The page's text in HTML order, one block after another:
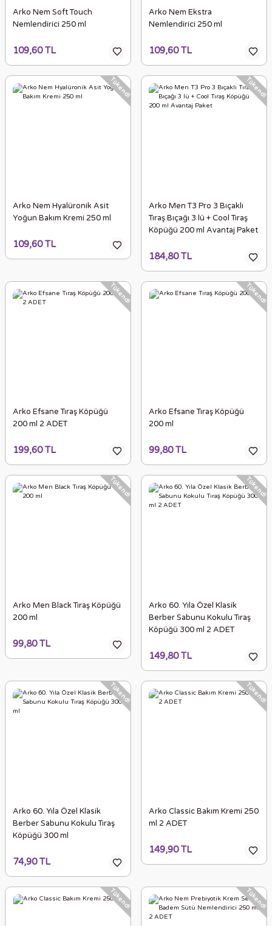
Arko Nem Soft Touch
Nemlendirici 250 ml
109,60 TL
Arko Nem Ekstra
Nemlendirici 250 ml
109,60 TL
Tükendi
Arko Nem Hyalüronik Asit
Yoğun Bakım Kremi 250 ml
109,60 TL
Tükendi
Arko Men T3 Pro 3 Bıçaklı
Tıraş Bıçağı 3 lü + Cool Tıraş
Köpüğü 200 ml Avantaj Paket
184,80 TL
Tükendi
Arko Efsane Tıraş Köpüğü
200 ml 2 ADET
199,60 TL
Tükendi
Arko Efsane Tıraş Köpüğü
200 ml
99,80 TL
Tükendi
Arko Men Black Tıraş Köpüğü
200 ml
99,80 TL
Tükendi
Arko 60. Yıla Özel Klasik
Berber Sabunu Kokulu Tıraş
Köpüğü 300 ml 2 ADET
149,80 TL
Tükendi
Arko 60. Yıla Özel Klasik
Berber Sabunu Kokulu Tıraş
Köpüğü 300 ml
74,90 TL
Tükendi
Arko Classic Bakım Kremi 250
ml 2 ADET
149,90 TL
Tükendi Tükendi